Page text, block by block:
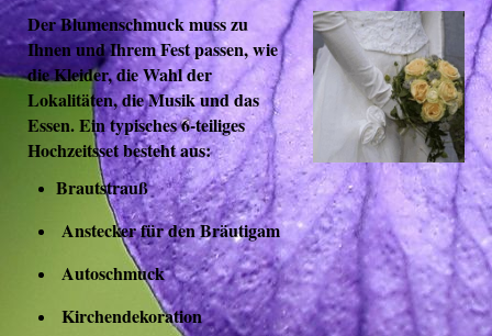
Der Blumenschmuck muss zu
Ihnen und Ihrem Fest passen, wie
die Kleider, die Wahl der
Lokalitäten, die Musik und das
Essen. Ein typisches 6-teiliges
Hochzeitsset besteht aus:
Brautstrauß
Anstecker für den Bräutigam
Autoschmuck
Kirchendekoration